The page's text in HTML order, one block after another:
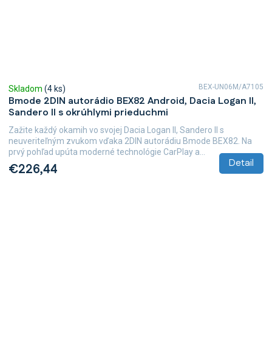
Bmode 2DIN autorádio BEX82 Android, Dacia Logan II,
Sandero II s okrúhlymi prieduchmi
Skladom (4 ks)
€226,44 Detail
Zažite každý okamih vo svojej Dacia Logan II, Sandero II s
neuveriteľným zvukom vďaka 2DIN autorádiu Bmode BEX82. Na
prvý pohľad upúta moderné technológie CarPlay a...
BEX-UN06M/A7105